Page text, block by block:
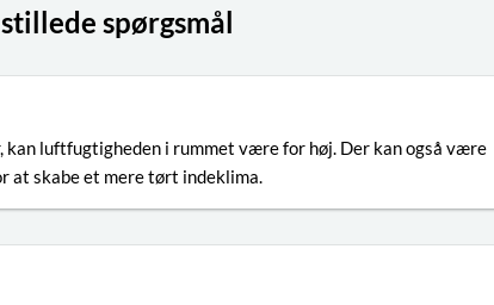
spørgsmål
kan luftfugtigheden i rummet være for høj. Der kan også være
at skabe et mere tørt indeklima.